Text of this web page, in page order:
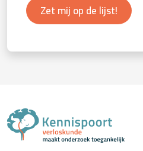
Zet mij op de lijst!